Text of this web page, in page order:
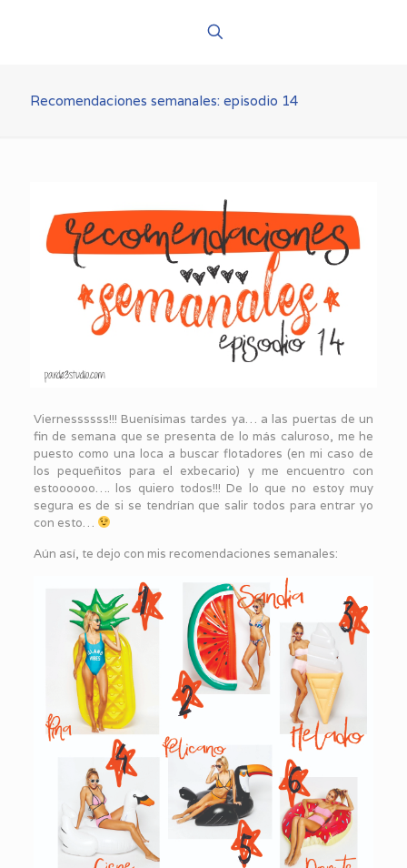
Recomendaciones semanales: episodio 14
Viernessssss!!! Buenísimas tardes ya… a las puertas de un
fin de semana que se presenta de lo más caluroso, me he
puesto como una loca a buscar flotadores (en mi caso de
los pequeñitos para el exbecario) y me encuentro con
estoooooo…. los quiero todos!!! De lo que no estoy muy
segura es de si se tendrían que salir todos para entrar yo
con esto…
Aún así, te dejo con mis recomendaciones semanales: